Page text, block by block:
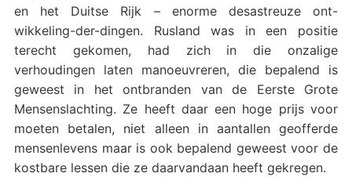
en het Duitse Rijk – enorme desastreuze ont-
wikkeling-der-dingen. Rusland was in een positie
terecht gekomen, had zich in die onzalige
verhoudingen laten manoeuvreren, die bepalend is
geweest in het ontbranden van de Eerste Grote
Mensenslachting. Ze heeft daar een hoge prijs voor
moeten betalen, niet alleen in aantallen geofferde
mensenlevens maar is ook bepalend geweest voor de
kostbare lessen die ze daarvandaan heeft gekregen.